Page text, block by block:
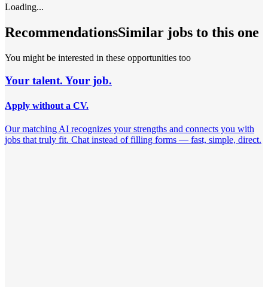
Loading...
RecommendationsSimilar jobs to this one
You might be interested in these opportunities too
Your talent. Your job.
Apply without a CV.
Our matching AI recognizes your strengths and connects you with
jobs that truly fit. Chat instead of filling forms — fast, simple, direct.